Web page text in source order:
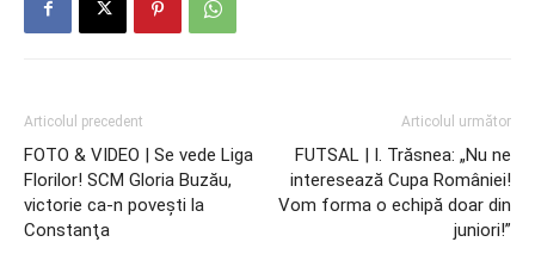
Articolul precedent
FOTO & VIDEO | Se vede Liga
Florilor! SCM Gloria Buzău,
victorie ca-n poveşti la
Constanţa
Articolul următor
FUTSAL | I. Trăsnea: „Nu ne
interesează Cupa României!
Vom forma o echipă doar din
juniori!”